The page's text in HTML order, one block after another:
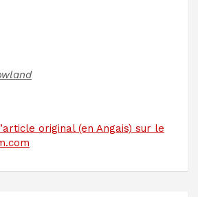
original (en Angais) sur le